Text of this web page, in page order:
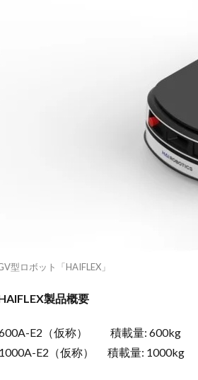
型ロボット「HAIFLEX」
製品概要
E2（仮称） 積載量: 600kg
E2（仮称） 積載量: 1000kg